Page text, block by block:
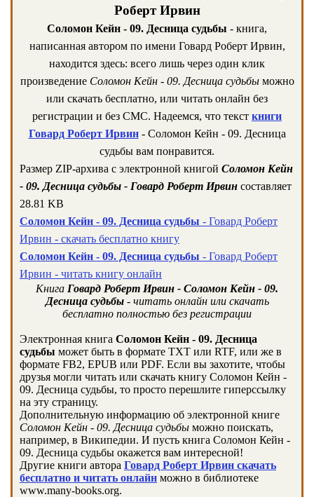
Роберт Ирвин
Соломон Кейн - 09. Десница судьбы - книга,
написанная автором по имени Говард Роберт Ирвин,
находится здесь: всего лишь через один клик
произведение Соломон Кейн - 09. Десница судьбыможно
или скачать бесплатно, или читать онлайн без
регистрации и без СМС. Надеемся, что текст книги
Говард Роберт Ирвин- Соломон Кейн - 09. Десница
судьбы вам понравится.
Размер ZIP-архива c электронной книгой Соломон Кейн
- 09. Десница судьбы - Говард Роберт Ирвин составляет
28.81 KB
Соломон Кейн - 09. Десница судьбы - Говард Роберт
Ирвин - скачать бесплатно книгу
Соломон Кейн - 09. Десница судьбы - Говард Роберт
Ирвин - читать книгу онлайн
Книга Говард Роберт Ирвин - Соломон Кейн - 09.
Десница судьбы- читать онлайн или скачать
бесплатно полностью без регистрации
Электронная книга Соломон Кейн - 09. Десница
судьбы может быть в формате TXT или RTF, или же в
формате FB2, EPUB или PDF. Если вы захотите, чтобы
друзья могли читать или скачать книгу Соломон Кейн -
09. Десница судьбы, то просто перешлите гиперссылку
на эту страницу.
Дополнительную информацию об электронной книге
Соломон Кейн - 09. Десница судьбы можно поискать,
например, в Википедии. И пусть книга Соломон Кейн -
09. Десница судьбы окажется вам интересной!
Другие книги автора Говард Роберт Ирвин скачать
бесплатно и читать онлайн можно в библиотеке
www.many-books.org.